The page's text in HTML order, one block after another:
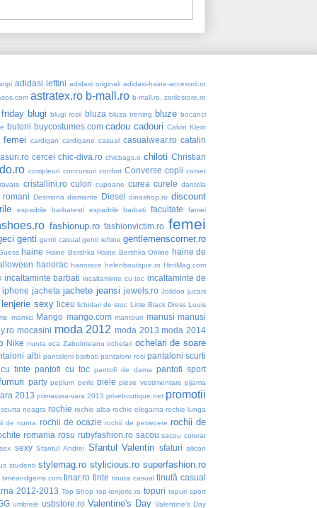
adidasi ieftini adidasi originali adidasi-haine-accesorii.ro
astratex.ro b-mall.ro b-mall.ro. zorilestore.ro
blugi blugi rosii bluza bluza trening bluze bocanci
butoni buycostumes.com cadou cadouri Calvin Klein
femei cardigan cardigane casual casualwear.ro catalin
cercei chic-diva.ro chicbags.o chiloti Christian
compleuri concursuri confort Converse copii corset
cristallini.ro culori cupoane curea curele dantela
romani Desmona diamante Diesel dinashop.ro discount
espadrile barbatesti espadrile barbati facultate famei
fashionup.ro fashionvictim.ro femei
genti genti casual genti ieftine gentlemenscorner.ro
haine Haine Bershka Haine Bershka Online haine de
hanorac hanorace helenboutique.ro HintMag.com
incaltaminte barbati incaltaminte cu toc incaltaminte de
iphone jacheta jachete jeansi jewels.ro Jolidon jucarii
lenjerie sexy liceu lichidari de stoc Little Black Dress Louis
mamici Mango mango.com mantouri manusi manusi
mocasini moda 2012 moda 2013 moda 2014
Nike nunta oca Zaboloteanu ochelari ochelari de soare
albi pantaloni barbati pantaloni rosi pantaloni scurti
tinte pantofi cu toc pantofi de dama pantofi sport
party peplum perle piele piese vestimentare pijama
2013 primavara-vara 2013 priveboutique.net promotii
neagra rochie rochie alba rochie eleganta rochie lunga
de nunta rochii de ocazie rochii de petrecere rochii de
romania rosu rubyfashion.ro sacou sacou colorat
sex sexy Sfantul Andrei Sfantul Valentin sfaturi silicon
studenti stylemag.ro stylicious.ro superfashion.ro
timeandgems.com tinar.ro tinte tinuta casual tinută casual
2012-2013 Top Shop top-lenjerie.ro topuri topuri sport
umbrele usbstore.ro Valentine's Day Valentine’s Day